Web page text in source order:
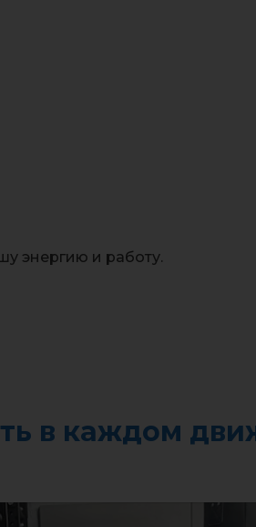
энергию и работу.
в каждом